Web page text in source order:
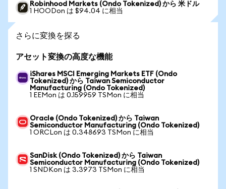
Robinhood Markets (Ondo Tokenized) から 米ドル
1 HOODon は $94.04 に相当
さらに変換を探る
アセット変換の高度な機能
iShares MSCI Emerging Markets ETF (Ondo
Tokenized) から Taiwan Semiconductor
Manufacturing (Ondo Tokenized)
1 EEMon は 0.159959 TSMon に相当
Oracle (Ondo Tokenized) から Taiwan
Semiconductor Manufacturing (Ondo Tokenized)
1 ORCLon は 0.348693 TSMon に相当
SanDisk (Ondo Tokenized) から Taiwan
Semiconductor Manufacturing (Ondo Tokenized)
1 SNDKon は 3.3973 TSMon に相当